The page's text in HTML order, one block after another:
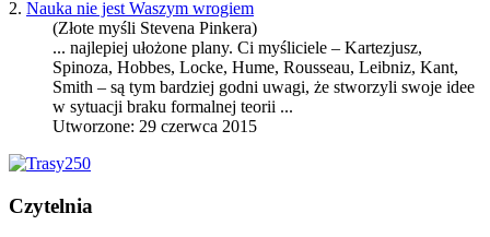
2. Nauka nie jest Waszym wrogiem
(Złote myśli Stevena Pinkera)
... najlepiej ułożone plany. Ci myśliciele – Kartezjusz,
Spinoza, Hobbes, Locke, Hume, Rousseau, Leibniz, Kant,
Smith – są tym bardziej godni uwagi, że stworzyli swoje idee
w sytuacji braku formalnej teorii ...
Utworzone: 29 czerwca 2015
Czytelnia